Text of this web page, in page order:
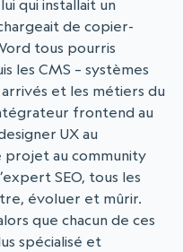
qui installait un
de copier-
tous pourris
les CMS – systèmes
et les métiers du
frontend au
UX au
au community
SEO, tous les
évoluer et mûrir.
que chacun de ces
spécialisé et